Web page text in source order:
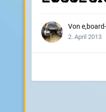
Von
2. April 2013